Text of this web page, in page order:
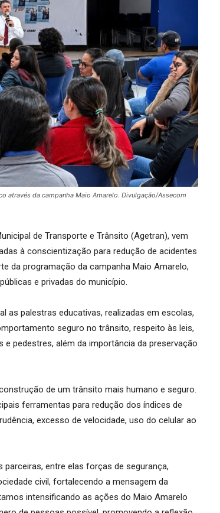
através da campanha Maio Amarelo. Divulgação/Assecom
de Transporte e Trânsito (Agetran), vem
à conscientização para redução de acidentes
da programação da campanha Maio Amarelo,
e privadas do município.
as palestras educativas, realizadas em escolas,
seguro no trânsito, respeito às leis,
pedestres, além da importância da preservação
de um trânsito mais humano e seguro.
ferramentas para redução dos índices de
excesso de velocidade, uso do celular ao
entre elas forças de segurança,
civil, fortalecendo a mensagem da
intensificando as ações do Maio Amarelo